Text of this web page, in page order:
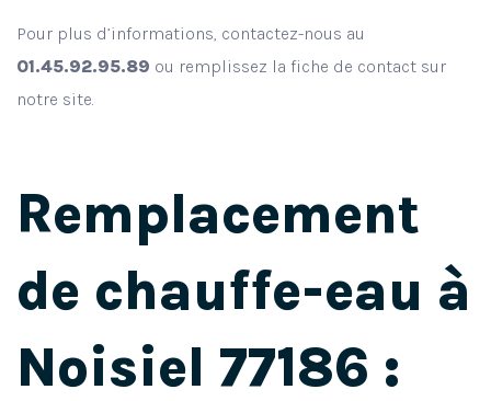
Pour plus d’informations, contactez-nous au
01.45.92.95.89 ou remplissez la fiche de contact sur
notre site.
Remplacement
de chauffe-eau à
Noisiel 77186 :